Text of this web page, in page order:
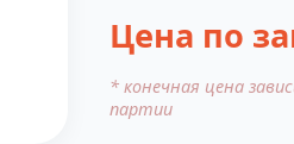
Цена по
* конечная цена
партии